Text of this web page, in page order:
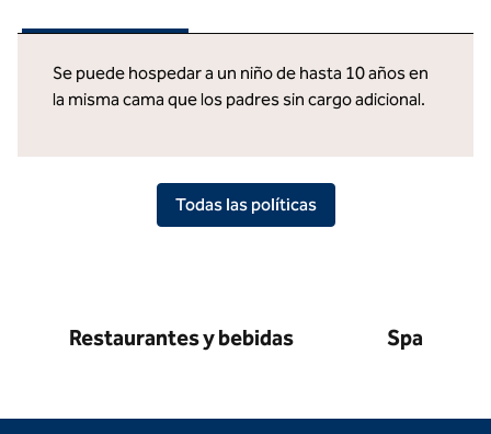
Se puede hospedar a un niño de hasta 10 años en
la misma cama que los padres sin cargo adicional.
Todas las políticas
Restaurantes y bebidas Spa